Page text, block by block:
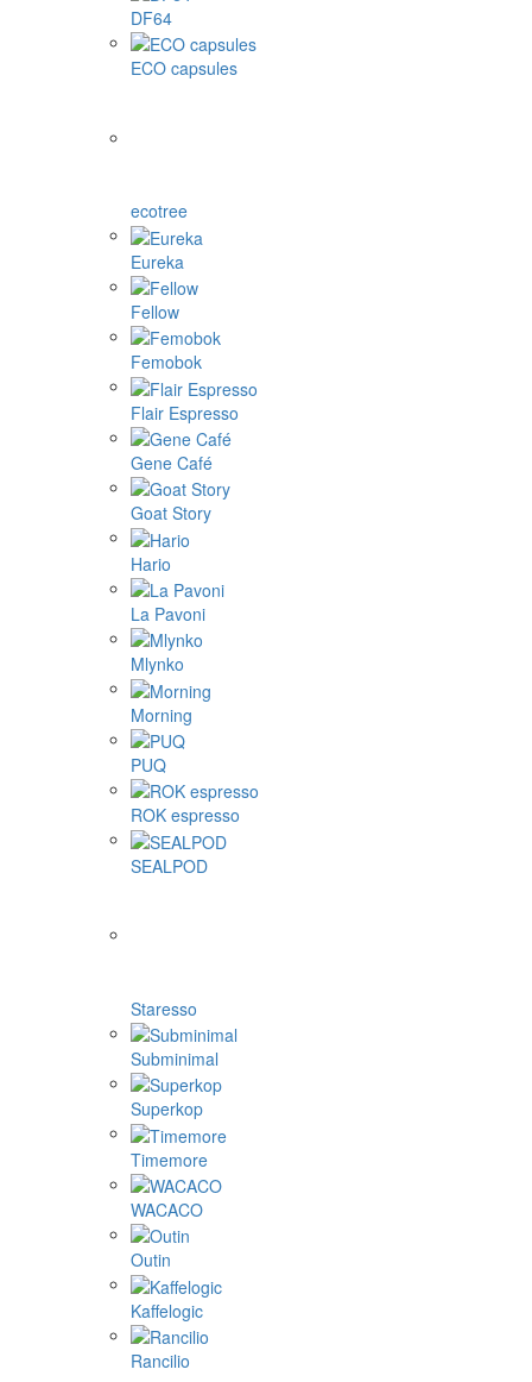
DF64
ECO capsules
ecotree
Eureka
Fellow
Femobok
Flair Espresso
Gene Café
Goat Story
Hario
La Pavoni
Mlynko
Morning
PUQ
ROK espresso
SEALPOD
Staresso
Subminimal
Superkop
Timemore
WACACO
Outin
Kaffelogic
Rancilio